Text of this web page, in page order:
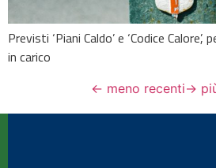
Previsti ‘Piani Caldo’ e ‘Codice
in carico
← meno recenti→